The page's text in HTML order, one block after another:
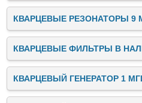
КВАРЦЕВЫЕ РЕЗОНАТОРЫ 9
КВАРЦЕВЫЕ ФИЛЬТРЫ В
КВАРЦЕВЫЙ ГЕНЕРАТОР 1